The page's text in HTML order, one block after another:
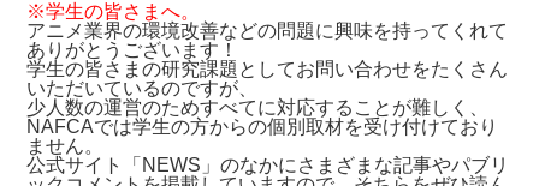
※学生の皆さまへ。
アニメ業界の環境改善などの問題に興味を持ってくれて
ありがとうございます！
学生の皆さまの研究課題としてお問い合わせをたくさん
いただいているのですが、
少人数の運営のためすべてに対応することが難しく、
NAFCAでは学生の方からの個別取材を受け付けており
ません。
公式サイト「NEWS」のなかにさまざまな記事やパブリ